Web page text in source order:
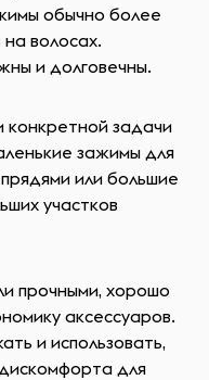
обычно более
волосах.
и долговечны.
конкретной задачи
зажимы для
или большие
участков
прочными, хорошо
аксессуаров.
и использовать,
для